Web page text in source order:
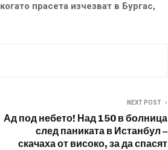
когато прасета изчезват в Бургас,
NEXT POST
Ад под небето! Над 150 в болница
след паниката в Истанбул –
скачаха от високо, за да спасят